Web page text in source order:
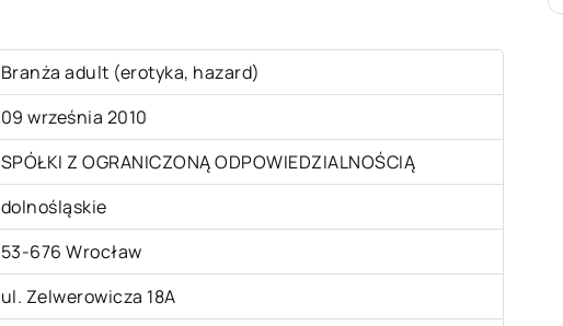
Branża adult (erotyka, hazard)
09 września 2010
SPÓŁKI Z OGRANICZONĄ ODPOWIEDZIALNOŚCIĄ
dolnośląskie
53-676 Wrocław
ul. Zelwerowicza 18A